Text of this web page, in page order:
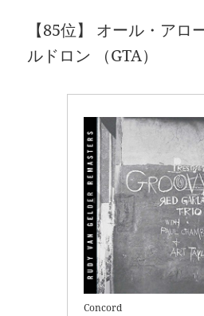
【85位】 オール・アロ
ルドロン （GTA）
Concord